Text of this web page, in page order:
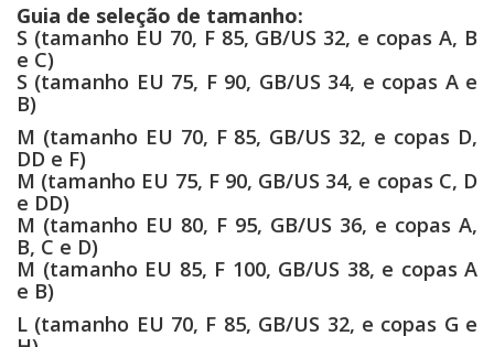
Guia de seleção de tamanho:
S (tamanho EU 70, F 85, GB/US 32, e copas A, B
e C)
S (tamanho EU 75, F 90, GB/US 34, e copas A e
B)
M (tamanho EU 70, F 85, GB/US 32, e copas D,
DD e F)
M (tamanho EU 75, F 90, GB/US 34, e copas C, D
e DD)
M (tamanho EU 80, F 95, GB/US 36, e copas A,
B, C e D)
M (tamanho EU 85, F 100, GB/US 38, e copas A
e B)
L (tamanho EU 70, F 85, GB/US 32, e copas G e